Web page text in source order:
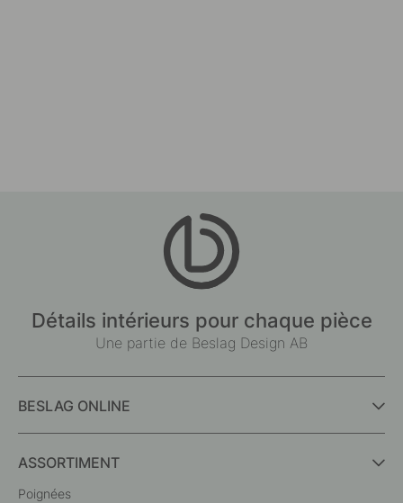
Détails intérieurs pour chaque pièce
Une partie de Beslag Design AB
BESLAG ONLINE
ASSORTIMENT
Poignées